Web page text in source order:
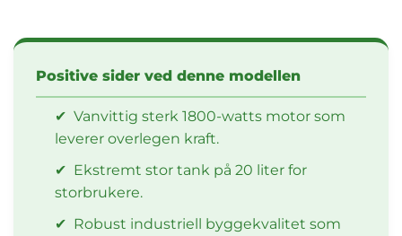
Positive sider ved denne modellen
✔ Vanvittig sterk 1800-watts motor som
leverer overlegen kraft.
✔ Ekstremt stor tank på 20 liter for
storbrukere.
✔ Robust industriell byggekvalitet som